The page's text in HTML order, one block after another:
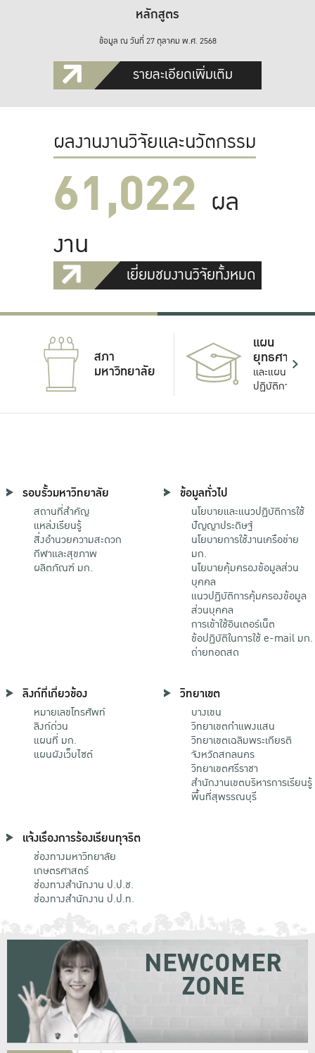
หลักสูตร
ข้อมูล ณ วันที่ 27 ตุลาคม พ.ศ. 2568
รายละเอียดเพิ่มเติม
ผลงานงานวิจัยและนวัตกรรม
61,022 ผล
งาน
เยี่ยมชมงานวิจัยทั้งหมด
สภา
มหาวิทยาลัย
แผน
ยุทธศาสตร์
และแผน
ปฏิบัติการ
รอบรั้วมหาวิทยาลัย
สถานที่สำคัญ
แหล่งเรียนรู้
สิ่งอำนวยความสะดวก
กีฬาและสุขภาพ
ผลิตภัณฑ์ มก.
ข้อมูลทั่วไป
นโยบายและแนวปฏิบัติการใช้
ปัญญาประดิษฐ์
นโยบายการใช้งานเครือข่าย
มก.
นโยบายคุ้มครองข้อมูลส่วน
บุคคล
แนวปฏิบัติการคุ้มครองข้อมูล
ส่วนบุคคล
การเข้าใช้อินเตอร์เน็ต
ข้อปฏิบัติในการใช้ e-mail มก.
ถ่ายทอดสด
ลิงก์ที่เกี่ยวข้อง
หมายเลขโทรศัพท์
ลิงก์ด่วน
แผนที่ มก.
แผนผังเว็บไซต์
วิทยาเขต
บางเขน
วิทยาเขตกําแพงแสน
วิทยาเขตเฉลิมพระเกียรติ
จังหวัดสกลนคร
วิทยาเขตศรีราชา
สำนักงานเขตบริหารการเรียนรู้
พื้นที่สุพรรณบุรี
แจ้งเรื่องการร้องเรียนทุจริต
ช่องทางมหาวิทยาลัย
เกษตรศาสตร์
ช่องทางสำนักงาน ป.ป.ช.
ช่องทางสำนักงาน ป.ป.ท.
NEWCOMER
ZONE